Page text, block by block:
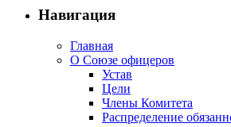
Навигация
Главная
О Союзе офицеров
Устав
Цели
Члены Комитета
Распределение